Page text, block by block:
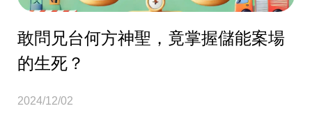
敢問兄台何方神聖，竟掌握儲能案場
的生死？
2024/12/02